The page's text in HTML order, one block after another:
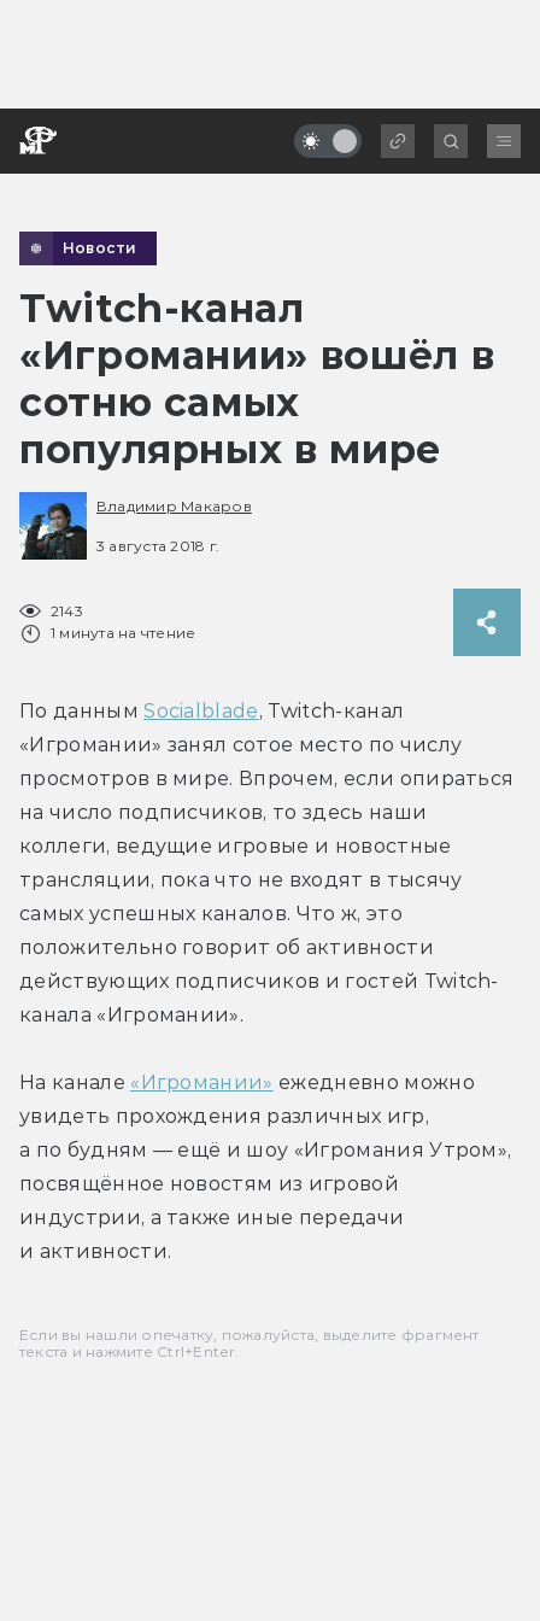
Новости
Twitch-канал
«Игромании» вошёл в
сотню самых
популярных в мире
Владимир Макаров
3 августа 2018 г.
2143
1 минута на чтение
По данным Socialblade, Twitch-канал
«Игромании» занял сотое место по числу
просмотров в мире. Впрочем, если опираться
на число подписчиков, то здесь наши
коллеги, ведущие игровые и новостные
трансляции, пока что не входят в тысячу
самых успешных каналов. Что ж, это
положительно говорит об активности
действующих подписчиков и гостей Twitch-
канала «Игромании».
На канале «Игромании» ежедневно можно
увидеть прохождения различных игр,
а по будням — ещё и шоу «Игромания Утром»,
посвящённое новостям из игровой
индустрии, а также иные передачи
и активности.
Если вы нашли опечатку, пожалуйста, выделите фрагмент
текста и нажмите Ctrl+Enter.